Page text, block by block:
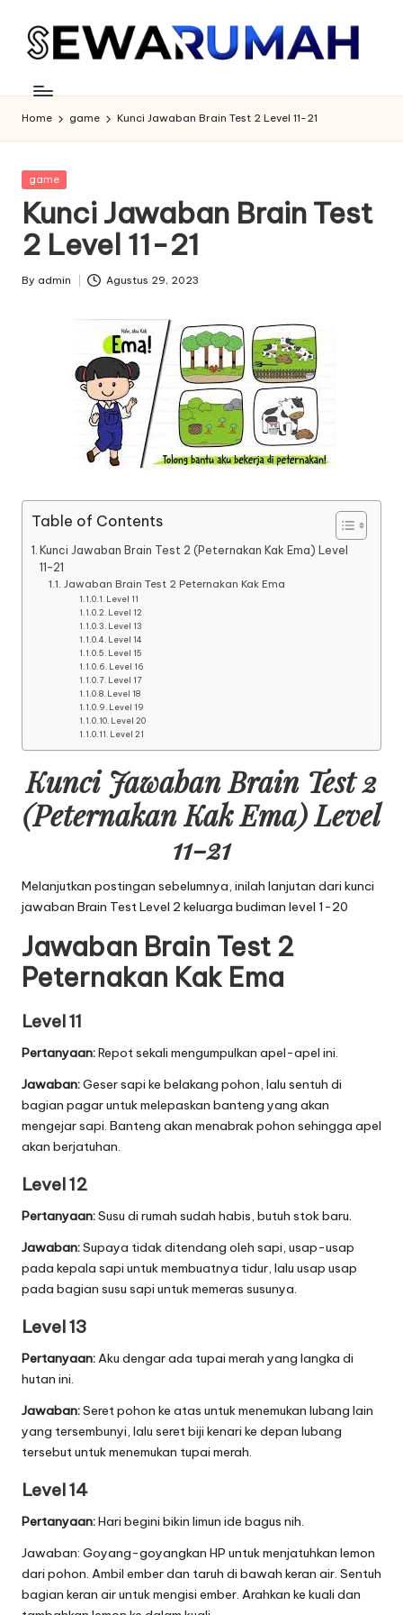
Home game Kunci Jawaban Brain Test 2 Level 11-21
Posted
game
Kunci Jawaban Brain Test
2 Level 11-21
Posted
By admin Agustus 29, 2023
Table of Contents
Kunci Jawaban Brain Test 2 (Peternakan Kak Ema) Level
11-21
Jawaban Brain Test 2 Peternakan Kak Ema
Level 11
Level 12
Level 13
Level 14
Level 15
Level 16
Level 17
Level 18
Level 19
Level 20
Level 21
Kunci Jawaban Brain Test 2
(Peternakan Kak Ema) Level
11-21
Melanjutkan postingan sebelumnya, inilah lanjutan dari kunci
jawaban Brain Test Level 2 keluarga budiman level 1-20
Jawaban Brain Test 2
Peternakan Kak Ema
Level 11
Pertanyaan:Repot sekali mengumpulkan apel-apel ini.
Jawaban:Geser sapi ke belakang pohon, lalu sentuh di
bagian pagar untuk melepaskan banteng yang akan
mengejar sapi. Banteng akan menabrak pohon sehingga apel
akan berjatuhan.
Level 12
Pertanyaan:Susu di rumah sudah habis, butuh stok baru.
Jawaban:Supaya tidak ditendang oleh sapi, usap-usap
pada kepala sapi untuk membuatnya tidur, lalu usap usap
pada bagian susu sapi untuk memeras susunya.
Level 13
Pertanyaan:Aku dengar ada tupai merah yang langka di
hutan ini.
Jawaban:Seret pohon ke atas untuk menemukan lubang lain
yang tersembunyi, lalu seret biji kenari ke depan lubang
tersebut untuk menemukan tupai merah.
Level 14
Pertanyaan:Hari begini bikin limun ide bagus nih.
Jawaban: Goyang-goyangkan HP untuk menjatuhkan lemon
dari pohon. Ambil ember dan taruh di bawah keran air. Sentuh
bagian keran air untuk mengisi ember. Arahkan ke kuali dan